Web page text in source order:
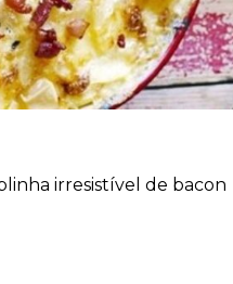
irresistível de bacon